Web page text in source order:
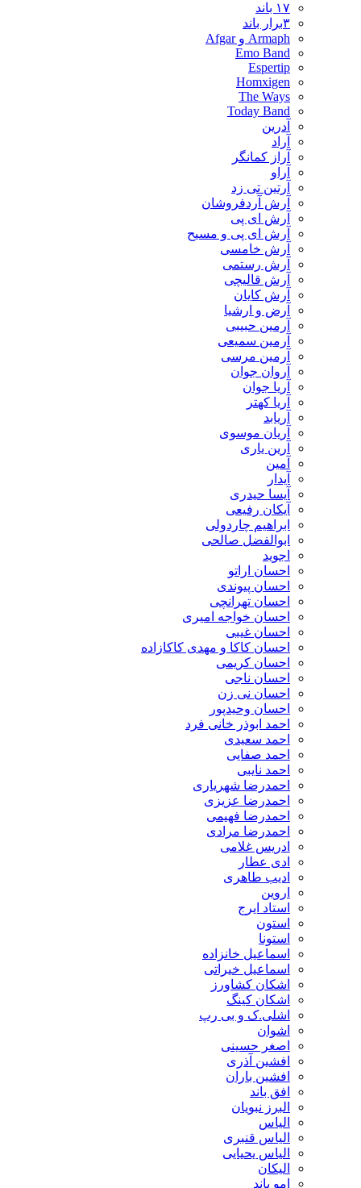
۱۷ باند
۳برار باند
Armaph و Afgar
Emo Band
Espertip
Homxigen
The Ways
Today Band
آدرین
آراد
آراز کمانگر
آراو
آرتین تی زد
آرش آردفروشان
آرش ای پی
آرش ای پی و مسیح
آرش خامسی
آرش رستمی
آرش قالیچی
آرش کایان
​آرض و ارشیا
آرمین حبیبی
آرمین سمیعی
آرمین مرسی
آروان جوان
آریا جوان
آریا کهتر
آریابد
آریان موسوی
آرین یاری
آمین
آیدار
آیسا حیدری
آیکان رفیعی
ابراهیم چاردولی
ابوالفضل صالحی
اجوید
احسان اراتو
احسان پیوندی
احسان تهرانچی
احسان خواجه امیری
احسان غیبی
احسان کاکا و مهدی کاکازاده
احسان کریمی
احسان ناجی
احسان نی زن
احسان وحیدپور
احمد ابوذر خانی فرد
احمد سعیدی
احمد صفایی
احمد نایبی
احمدرضا شهریاری
احمدرضا عزیزی
احمدرضا فهیمی
احمدرضا مرادی
ادریس غلامی
ادی عطار
ادیب طاهری
اروین
استاد ایرج
استون
استونا
اسماعیل خانزاده
اسماعیل خیراتی
اشکان کشاورز
اشکان کینگ
اشلی.ک و بی رپ
اشوان
اصغر حسینی
افشین آذری
افشین باران
افق باند
البرز نبویان
الیاس
الیاس قنبرى
الیاس یحیایی
الیکان
امو باند